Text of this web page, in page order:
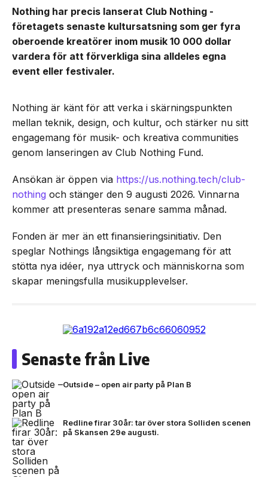
Nothing har precis lanserat Club Nothing -
företagets senaste kultursatsning som ger fyra
oberoende kreatörer inom musik 10 000 dollar
vardera för att förverkliga sina alldeles egna
event eller festivaler.
Nothing är känt för att verka i skärningspunkten
mellan teknik, design, och kultur, och stärker nu sitt
engagemang för musik- och kreativa communities
genom lanseringen av Club Nothing Fund.
Ansökan är öppen via https://us.nothing.tech/club-
nothing och stänger den 9 augusti 2026. Vinnarna
kommer att presenteras senare samma månad.
Fonden är mer än ett finansieringsinitiativ. Den
speglar Nothings långsiktiga engagemang för att
stötta nya idéer, nya uttryck och människorna som
skapar meningsfulla musikupplevelser.
Senaste från Live
Outside – open air party på Plan B
Redline firar 30år: tar över stora Solliden scenen
på Skansen 29e augusti.